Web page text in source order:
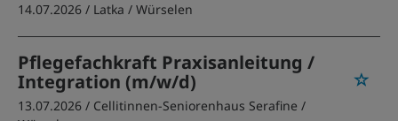
14.07.2026 / Latka / Würselen
Pflegefachkraft Praxisanleitung /
Integration (m/w/d)
13.07.2026 / Cellitinnen-Seniorenhaus Serafine /